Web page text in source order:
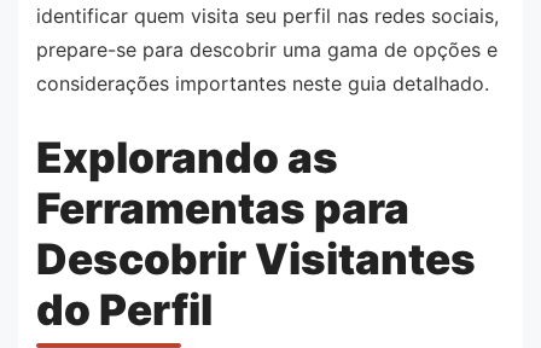
identificar quem visita seu perfil nas redes sociais,
prepare-se para descobrir uma gama de opções e
considerações importantes neste guia detalhado.
Explorando as
Ferramentas para
Descobrir Visitantes
do Perfil